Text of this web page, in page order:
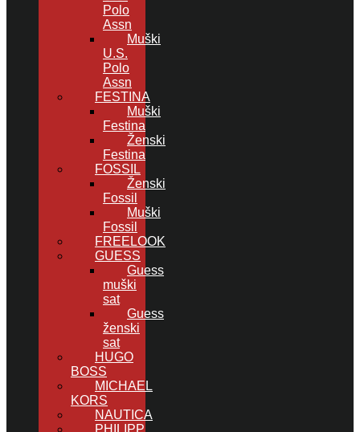
Polo
Assn
Muški
U.S.
Polo
Assn
FESTINA
Muški
Festina
Ženski
Festina
FOSSIL
Ženski
Fossil
Muški
Fossil
FREELOOK
GUESS
Guess
muški
sat
Guess
ženski
sat
HUGO
BOSS
MICHAEL
KORS
NAUTICA
PHILIPP